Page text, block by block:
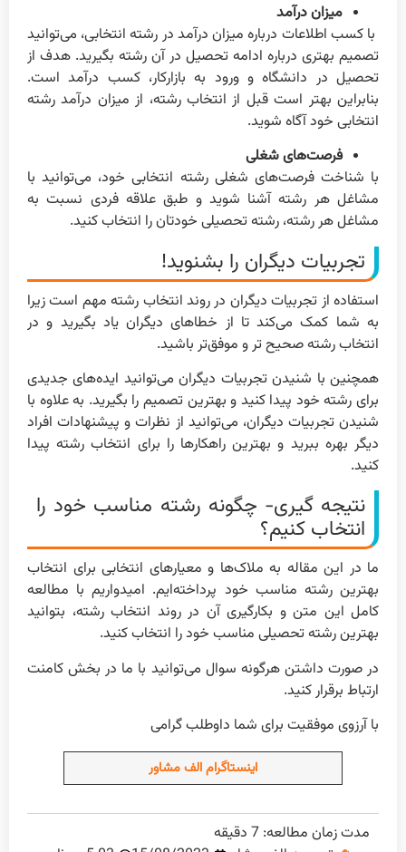
میزان درآمد
با کسب اطلاعات درباره میزان درآمد در رشته انتخابی، می‌توانید
تصمیم بهتری درباره ادامه تحصیل در آن رشته بگیرید. هدف از
تحصیل در دانشگاه و ورود به بازارکار، کسب درآمد است.
بنابراین بهتر است قبل از انتخاب رشته، از میزان درآمد رشته
انتخابی خود آگاه شوید.
فرصت‌های شغلی
با شناخت فرصت‌های شغلی رشته انتخابی خود، می‌توانید با
مشاغل هر رشته آشنا شوید و طبق علاقه فردی نسبت به
مشاغل هر رشته، رشته تحصیلی خودتان را انتخاب کنید.
تجربیات دیگران را بشنوید!
استفاده از تجربیات دیگران در روند انتخاب رشته مهم است زیرا
به شما کمک می‌کند تا از خطاهای دیگران یاد بگیرید و در
انتخاب رشته صحیح تر و موفق‌تر باشید.
همچنین با شنیدن تجربیات دیگران می‌توانید ایده‌های جدیدی
برای رشته خود پیدا کنید و بهترین تصمیم را بگیرید. به علاوه با
شنیدن تجربیات دیگران، می‌توانید از نظرات و پیشنهادات افراد
دیگر بهره ببرید و بهترین راهکارها را برای انتخاب رشته پیدا
کنید.
نتیجه گیری- چگونه رشته مناسب خود را
انتخاب کنیم؟
ما در این مقاله به ملاک‌ها و معیارهای انتخابی برای انتخاب
بهترین رشته مناسب خود پرداخته‌ایم. امیدواریم با مطالعه
کامل این متن و بکارگیری آن در روند انتخاب رشته، بتوانید
بهترین رشته تحصیلی مناسب خود را انتخاب کنید.
در صورت داشتن هرگونه سوال می‌توانید با ما در بخش کامنت
ارتباط برقرار کنید.
با آرزوی موفقیت برای شما داوطلب گرامی
اینستاگرام الف مشاور
مدت زمان مطالعه: 7 دقیقه